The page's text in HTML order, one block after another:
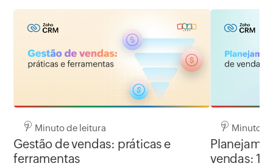
7 Minuto de leitura
Gestão de vendas: práticas e
ferramentas
7 Minuto
vendas: 10